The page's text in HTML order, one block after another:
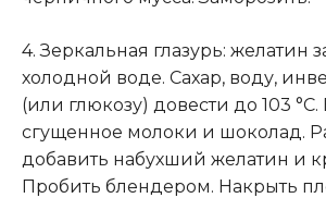
4. Зеркальная глазурь: желатин
холодной воде. Сахар, воду,
(или глюкозу) довести до 103
сгущенное молоки и шоколад.
добавить набухший желатин и
Пробить блендером. Накрыть